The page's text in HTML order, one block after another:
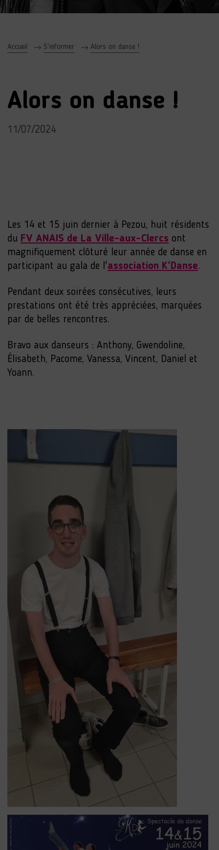
Accueil S'informer Alors on danse !
Alors on danse !
11/07/2024
Les 14 et 15 juin dernier à Pezou, huit résidents
du FV ANAIS de La Ville-aux-Clercs ont
magnifiquement clôturé leur année de danse en
participant au gala de l'association K'Danse.
Pendant deux soirées consécutives, leurs
prestations ont été très appréciées, marquées
par de belles rencontres.
Bravo aux danseurs : Anthony, Gwendoline,
Élisabeth, Pacome, Vanessa, Vincent, Daniel et
Yoann.